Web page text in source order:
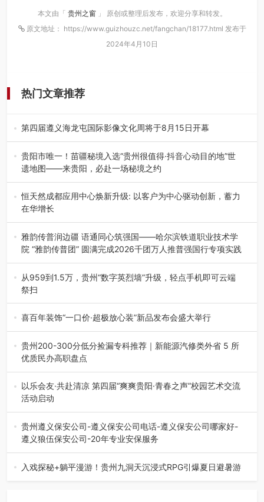
本文由「 贵州之窗 」 原创或整理后发布，欢迎分享和转发。
原文地址： https://www.guizhouzc.net/fangchan/18177.html 发布于
2024年4月10日
热门文章推荐
第四届遵义海龙屯国际影像文化周将于8月15日开幕
8月7日，第四届遵义海龙屯国际影像文化周媒体通气会在世
界文化遗产地海龙屯核心景区…
贵阳市唯一！苗疆秘境入选“贵州很值得·抖音心动目的地”世
遗地图——来贵阳，必赴一场秘境之约
2026年7月21日，2026年“贵州很值得”暨抖音“心动目的
地”（贵州站）主题…
恒天然成都应用中心焕新升级: 以客户为中心驱动创新，蓄力
在华增长
融合全球研发实力与本土洞察，深化客户共创，赋能西南市
场创新发展 （7月27日，成…
雅韵传普润边疆 语通同心筑强国——哈尔滨铁道职业技术学
院 “雅韵传普团” 圆满完成2026千团万人推普强国行专项实践
为扎实推进2026“千团万人推普强国行”大学生暑期社会实
践，牢牢紧扣 “雅韵传普…
从959到1.5万，贵州“数字英烈墙”升级，轻点手机即可云端
祭扫
八一建军节到来之际，由贵州省退役军人事务厅指导，贵阳
市退役军人事务局联合贵州广电…
喜百年装饰“一口价·超极放心装”新品发布会盛大举行
2026年7月31日，喜百年装饰“一口价·超极放心装”新品发布
会在贵阳隆重举行。…
贵州200-300分低分捡漏专科推荐｜新能源汽修类外省 5 所
优质民办高职盘点
在贵州省高考志愿填报体系中，200至300分数段考生可选择
的省内工科、新能源汽车…
以乐会友·共赴清凉 第四届“爽爽贵阳·青春之声”校园艺术交流
活动启动
七月的贵阳，清风送爽，第四届“爽爽贵阳·青春之声”校园管
弦乐（合唱）艺术交流活动…
贵州遵义保安公司-遵义保安公司电话-遵义保安公司哪家好-
遵义狼伍保安公司-20年专业安保服务
在遵义，不管是企业园区运营、小区物业管理、建筑工地施
工、商业商场经营，还是举办各…
入戏探秘+躺平漫游！贵州九洞天沉浸式RPG引爆夏日避暑游